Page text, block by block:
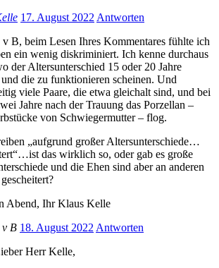
17. August 2022 Antworten
B, beim Lesen Ihres Kommentares fühlte ich
ein wenig diskriminiert. Ich kenne durchaus
der Altersunterschied 15 oder 20 Jahre
die zu funktionieren scheinen. Und
viele Paare, die etwa gleichalt sind, und bei
Jahre nach der Trauung das Porzellan –
von Schwiegermutter – flog.
„aufgrund großer Altersunterschiede…
das wirklich so, oder gab es große
und die Ehen sind aber an anderen
Abend, Ihr Klaus Kelle
v B 18. August 2022 Antworten
Herr Kelle,